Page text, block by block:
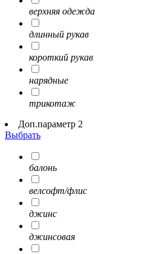
верхняя одежда
длинный рукав
короткий рукав
нарядные
трикотаж
Доп.параметр 2
Выбрать
балонь
велсофт/флис
джинс
джинсовая